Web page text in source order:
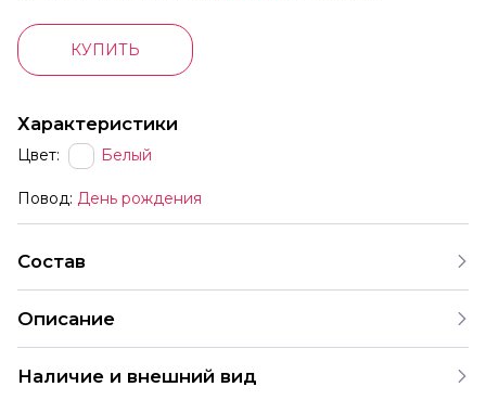
КУПИТЬ
Характеристики
Цвет: Белый
Повод: День рождения
Состав
Описание
Наличие и внешний вид